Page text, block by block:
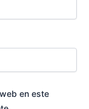
en este